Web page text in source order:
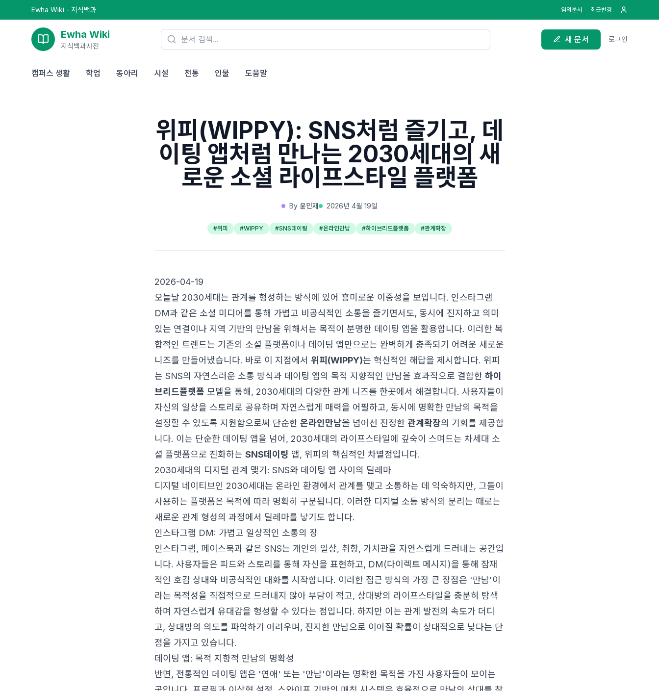
Ewha Wiki - 지식백과 임의문서 최근변경
Ewha Wiki
지식백과사전
새 문서 로그인
캠퍼스 생활 학업 동아리 시설 전통 인물 도움말
위피(WIPPY): SNS처럼 즐기고, 데
이팅 앱처럼 만나는 2030세대의 새
로운 소셜 라이프스타일 플랫폼
By 윤민재 2026년 4월 19일
#위피 #WIPPY #SNS데이팅 #온라인만남 #하이브리드플랫폼 #관계확장
2026-04-19
오늘날 2030세대는 관계를 형성하는 방식에 있어 흥미로운 이중성을 보입니다. 인스타그램
DM과 같은 소셜 미디어를 통해 가볍고 비공식적인 소통을 즐기면서도, 동시에 진지하고 의미
있는 연결이나 지역 기반의 만남을 위해서는 목적이 분명한 데이팅 앱을 활용합니다. 이러한 복
합적인 트렌드는 기존의 소셜 플랫폼이나 데이팅 앱만으로는 완벽하게 충족되기 어려운 새로운
니즈를 만들어냈습니다. 바로 이 지점에서 위피(WIPPY)는 혁신적인 해답을 제시합니다. 위피
는 SNS의 자연스러운 소통 방식과 데이팅 앱의 목적 지향적인 만남을 효과적으로 결합한 하이
브리드플랫폼 모델을 통해, 2030세대의 다양한 관계 니즈를 한곳에서 해결합니다. 사용자들이
자신의 일상을 스토리로 공유하며 자연스럽게 매력을 어필하고, 동시에 명확한 만남의 목적을
설정할 수 있도록 지원함으로써 단순한 온라인만남을 넘어선 진정한 관계확장의 기회를 제공합
니다. 이는 단순한 데이팅 앱을 넘어, 2030세대의 라이프스타일에 깊숙이 스며드는 차세대 소
셜 플랫폼으로 진화하는 SNS데이팅 앱, 위피의 핵심적인 차별점입니다.
2030세대의 디지털 관계 맺기: SNS와 데이팅 앱 사이의 딜레마
디지털 네이티브인 2030세대는 온라인 환경에서 관계를 맺고 소통하는 데 익숙하지만, 그들이
사용하는 플랫폼은 목적에 따라 명확히 구분됩니다. 이러한 디지털 소통 방식의 분리는 때로는
새로운 관계 형성의 과정에서 딜레마를 낳기도 합니다.
인스타그램 DM: 가볍고 일상적인 소통의 장
인스타그램, 페이스북과 같은 SNS는 개인의 일상, 취향, 가치관을 자연스럽게 드러내는 공간입
니다. 사용자들은 피드와 스토리를 통해 자신을 표현하고, DM(다이렉트 메시지)을 통해 잠재
적인 호감 상대와 비공식적인 대화를 시작합니다. 이러한 접근 방식의 가장 큰 장점은 '만남'이
라는 목적성을 직접적으로 드러내지 않아 부담이 적고, 상대방의 라이프스타일을 충분히 탐색
하며 자연스럽게 유대감을 형성할 수 있다는 점입니다. 하지만 이는 관계 발전의 속도가 더디
고, 상대방의 의도를 파악하기 어려우며, 진지한 만남으로 이어질 확률이 상대적으로 낮다는 단
점을 가지고 있습니다.
데이팅 앱: 목적 지향적 만남의 명확성
반면, 전통적인 데이팅 앱은 '연애' 또는 '만남'이라는 명확한 목적을 가진 사용자들이 모이는